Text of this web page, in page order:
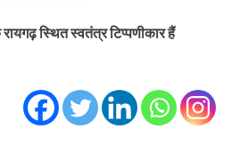
स्थित स्वतंत्र टिप्पणीकार हैं